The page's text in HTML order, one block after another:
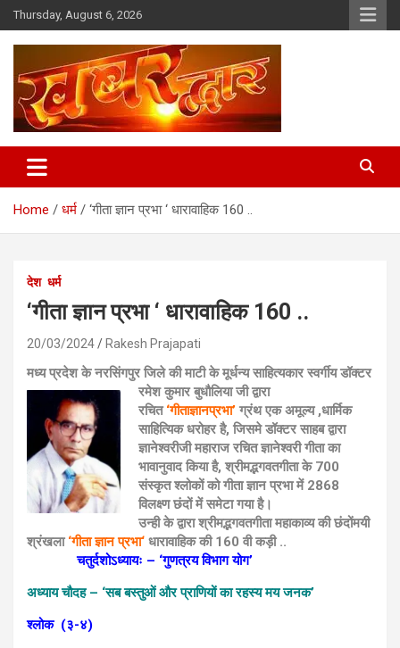
Skip
to
content
Thursday, August 6, 2026
Khabar Dwar
Home धर्म ‘गीता ज्ञान प्रभा ‘ धारावाहिक 160 ..
देश धर्म
‘गीता ज्ञान प्रभा ‘ धारावाहिक 160 ..
20/03/2024 Rakesh Prajapati
मध्य प्रदेश के नरसिंगपुर जिले की माटी के मूर्धन्य साहित्यकार स्वर्गीय डॉक्टर
रमेश कुमार बुधौलिया जी द्वारा
रचित‘गीताज्ञानप्रभा’ ग्रंथ एक अमूल्य ,धार्मिक
साहित्यिक धरोहर है, जिसमे डॉक्टर साहब द्वारा
ज्ञानेश्वरीजी महाराज रचित ज्ञानेश्वरी गीता का
भावानुवाद किया है, श्रीमद्भगवतगीता के 700
संस्कृत श्लोकों को गीता ज्ञान प्रभा में 2868
विलक्ष्ण छंदों में समेटा गया है।
उन्ही के द्वारा श्रीमद्भगवतगीता महाकाव्य की छंदोंमयी
श्रंखला ‘गीता ज्ञान प्रभा‘ धारावाहिक की 160 वी कड़ी ..
चतुर्दशोऽध्यायः – ‘गुणत्रय विभाग योग’
अध्याय चौदह – ‘सब बस्तुओं और प्राणियों का रहस्य मय जनक’
श्लोक (३-४)